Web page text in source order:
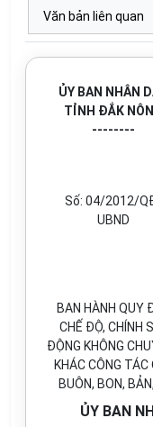
Văn bản liên quan
ỦY BAN NHÂN
TỈNH ĐẮK
--------
Số: 04/2012/
UBND
BAN HÀNH QUY
CHẾ ĐỘ, CHÍNH
ĐỘNG KHÔNG
KHÁC CÔNG
BUÔN, BON,
ỦY BAN